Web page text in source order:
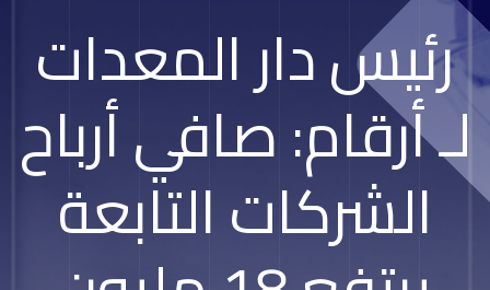
رئيس دار المعدات
لـ أرقام: صافي أرباح
الشركات التابعة